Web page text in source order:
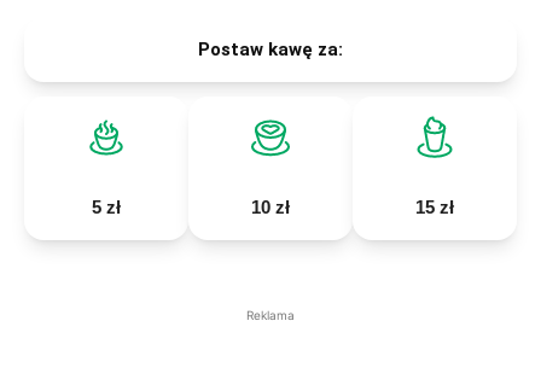
Postaw kawę za:
5 zł 10 zł 15 zł
Reklama